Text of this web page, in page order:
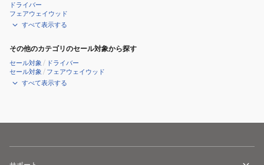
ドライバー
フェアウェイウッド
すべて表示する
その他のカテゴリのセール対象から探す
セール対象 / ドライバー
セール対象 / フェアウェイウッド
すべて表示する